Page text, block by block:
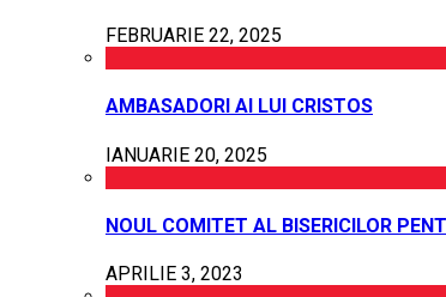
FEBRUARIE 22, 2025
AMBASADORI AI LUI CRISTOS
IANUARIE 20, 2025
NOUL COMITET AL BISERICILOR
APRILIE 3, 2023